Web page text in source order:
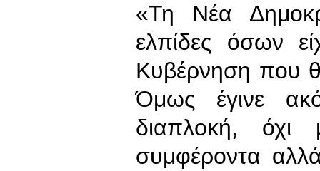
«Τη Νέα
ελπίδες όσων
Κυβέρνηση που
Όμως έγινε
διαπλοκή, όχι
συμφέροντα